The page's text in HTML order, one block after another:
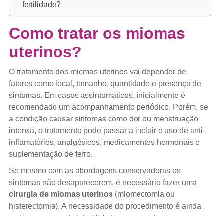
fertilidade?
Como tratar os miomas
uterinos?
O tratamento dos miomas uterinos vai depender de
fatores como local, tamanho, quantidade e presença de
sintomas. Em casos assintomáticos, inicialmente é
recomendado um acompanhamento periódico. Porém, se
a condição causar sintomas como dor ou menstruação
intensa, o tratamento pode passar a incluir o uso de anti-
inflamatórios, analgésicos, medicamentos hormonais e
suplementação de ferro.
Se mesmo com as abordagens conservadoras os
sintomas não desaparecerem, é necessário fazer uma
cirurgia de miomas uterinos(miomectomia ou
histerectomia). A necessidade do procedimento é ainda